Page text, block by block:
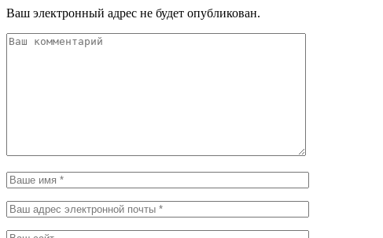
Ваш электронный адрес не будет опубликован.